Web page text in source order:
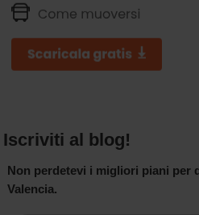
Iscriviti al blog!
Non perdetevi i migliori piani per
Valencia.